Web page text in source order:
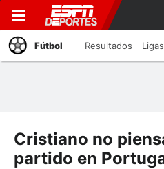
Fútbol Resultados Ligas
Cristiano no
partido en